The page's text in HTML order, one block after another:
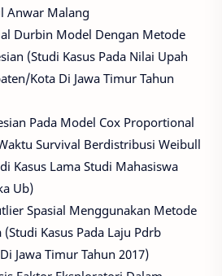
Anwar Malang
Durbin Model Dengan Metode
(Studi Kasus Pada Nilai Upah
Kota Di Jawa Timur Tahun
Pada Model Cox Proportional
Survival Berdistribusi Weibull
Kasus Lama Studi Mahasiswa
Ub)
Spasial Menggunakan Metode
Kasus Pada Laju Pdrb
Jawa Timur Tahun 2017)